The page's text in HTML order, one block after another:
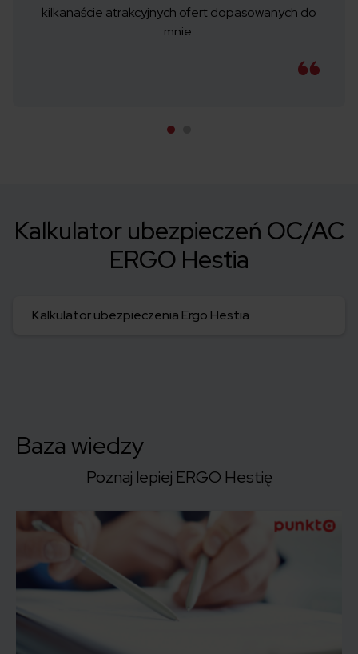
kilkanaście atrakcyjnych ofert dopasowanych do
mnie.
Kalkulator ubezpieczeń OC/AC
ERGO Hestia
Kalkulator ubezpieczenia Ergo Hestia
Baza wiedzy
Poznaj lepiej ERGO Hestię